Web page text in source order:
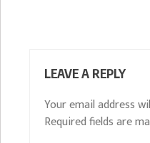
LEAVE A REPLY
Your email address
Required fields are